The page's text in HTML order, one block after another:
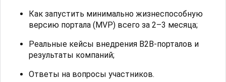
Как запустить минимально жизнеспособную
версию портала (MVP) всего за 2–3 месяца;
Реальные кейсы внедрения B2B-порталов и
результаты компаний;
Ответы на вопросы участников.